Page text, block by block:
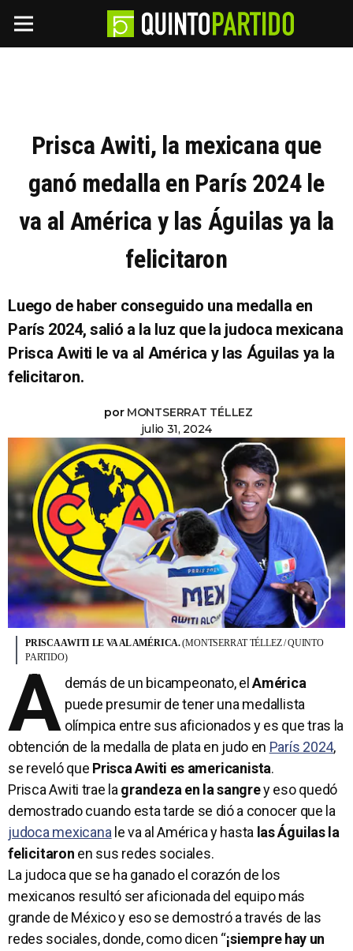
Prisca Awiti, la mexicana que
ganó medalla en París 2024 le
va al América y las Águilas ya la
felicitaron
Luego de haber conseguido una medalla en
París 2024, salió a la luz que la judoca mexicana
Prisca Awiti le va al América y las Águilas ya la
felicitaron.
por MONTSERRAT TÉLLEZ
julio 31, 2024
PRISCA AWITI LE VA AL AMÉRICA.(MONTSERRAT TÉLLEZ / QUINTO
PARTIDO)
A demás de un bicampeonato, elAmérica
puede presumir de tener una medallista
olímpica entre sus aficionados y es que tras la
obtención de la medalla de plata en judo en París 2024,
se reveló que Prisca Awiti es americanista.
Prisca Awiti trae lagrandeza en la sangrey eso quedó
demostrado cuando esta tarde se dió a conocer que la
judoca mexicanale va al América y hasta las Águilas la
felicitaron en sus redes sociales.
La judoca que se ha ganado el corazón de los
mexicanos resultó ser aficionada del equipo más
grande de México y eso se demostró a través de las
redes sociales, donde, como dicen “¡siempre hay un